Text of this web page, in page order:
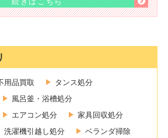
用品買取
タンス処分
風呂釜・浴槽処分
エアコン処分
家具回収処分
洗濯機引越し処分
ベランダ掃除